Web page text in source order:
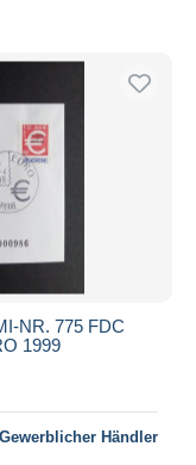
NR. 775 FDC
1999
Gewerblicher Händler